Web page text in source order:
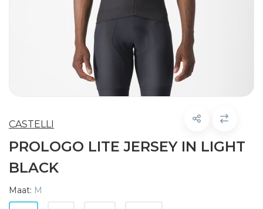
CASTELLI
PROLOGO LITE JERSEY IN LIGHT
BLACK
Maat: M